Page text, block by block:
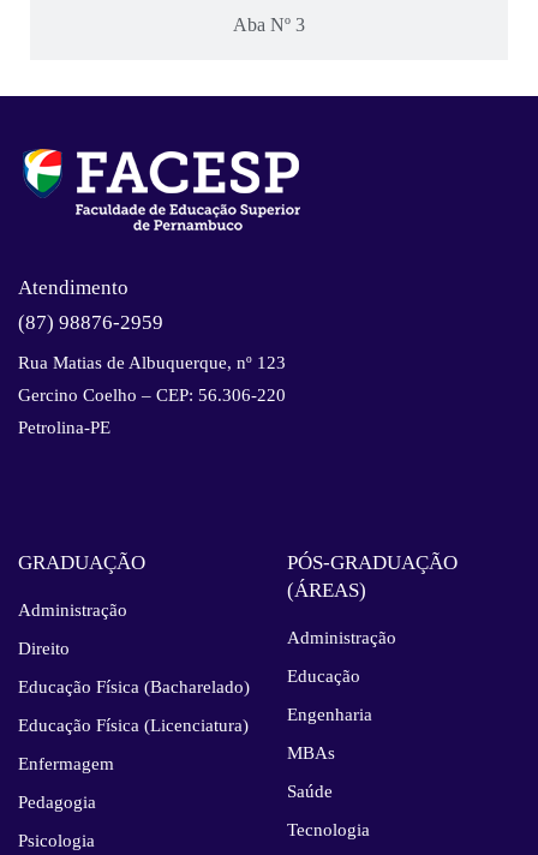
Aba Nº 3
Atendimento
(87) 98876-2959
Rua Matias de Albuquerque, nº 123
Gercino Coelho – CEP: 56.306-220
Petrolina-PE
GRADUAÇÃO
Administração
Direito
Educação Física (Bacharelado)
Educação Física (Licenciatura)
Enfermagem
Pedagogia
Psicologia
PÓS-GRADUAÇÃO
(ÁREAS)
Administração
Educação
Engenharia
MBAs
Saúde
Tecnologia